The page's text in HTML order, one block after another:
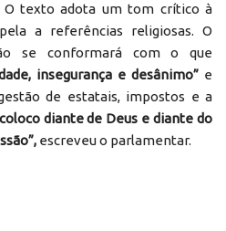
texto adota um tom crítico à
a referências religiosas. O
se conformará com o que
insegurança e desânimo” e
de estatais, impostos e a
diante de Deus e diante do
escreveu o parlamentar.